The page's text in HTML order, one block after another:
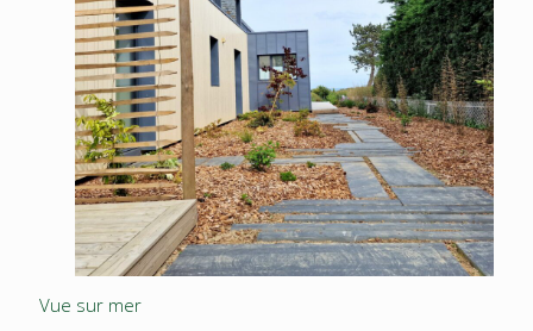
Vue sur mer